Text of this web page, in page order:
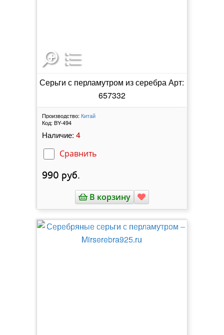
Серьги с перламутром из серебра Арт:
657332
Производство: Китай
Код: BY-494
Наличие: 4
Сравнить
990 руб.
В корзину